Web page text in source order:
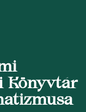
Könyvtár